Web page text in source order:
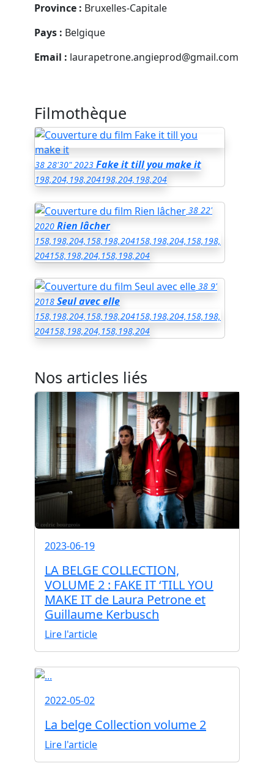
Province : Bruxelles-Capitale
Pays : Belgique
Email : laurapetrone.angieprod@gmail.com
Filmothèque
38 28'30" 2023 Fake it till you make it
198,204,198,204198,204,198,204
38 22'
2020 Rien lâcher
158,198,204,158,198,204158,198,204,158,198,
204158,198,204,158,198,204
38 9'
2018 Seul avec elle
158,198,204,158,198,204158,198,204,158,198,
204158,198,204,158,198,204
Nos articles liés
2023-06-19
LA BELGE COLLECTION,
VOLUME 2 : FAKE IT ‘TILL YOU
MAKE IT de Laura Petrone et
Guillaume Kerbusch
Lire l'article
2022-05-02
La belge Collection volume 2
Lire l'article